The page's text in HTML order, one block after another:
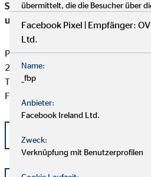
Schlichtungsstelle für
und Kreditvermittlung
Postfach 101424
20009 Hamburg
Tel: +49 (0) 40 -696 508 - 90
Fax: +49 (0) 40 - 696 508 -91
kontakt@schlichtung-
übermittelt, die die Besucher über
Facebook Pixel | Empfänger:
Ltd.
Name:
_fbp
Anbieter:
Facebook Ireland Ltd.
Zweck:
Verknüpfung mit Benutzerprofilen